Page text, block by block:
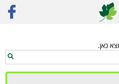
כאן.